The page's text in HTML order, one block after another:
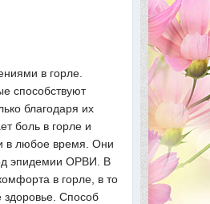
в горле.
способствуют
благодаря их
боль в горле и
в любое время. Они
эпидемии ОРВИ. В
в горле, в то
здоровье. Способ